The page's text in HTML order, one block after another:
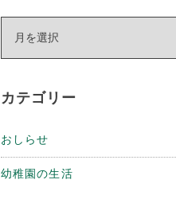
事
カテゴリー
おしらせ
幼稚園の生活